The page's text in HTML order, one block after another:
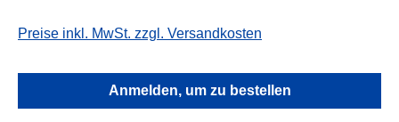
Preise inkl. MwSt. zzgl. Versandkosten
Anmelden, um zu bestellen